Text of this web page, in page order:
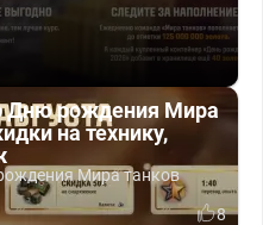
Дню рождения Мира
на технику,
Мира танков
8